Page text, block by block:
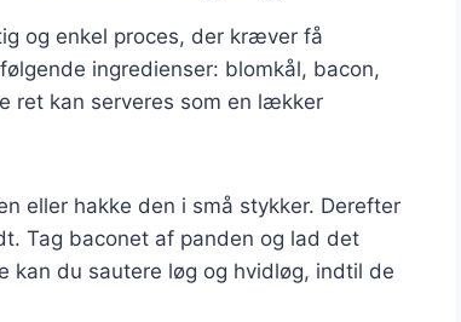
og enkel proces, der kræver få
ingredienser: blomkål, bacon,
ret kan serveres som en lækker
eller hakke den i små stykker. Derefter
Tag baconet af panden og lad det
kan du sautere løg og hvidløg, indtil de